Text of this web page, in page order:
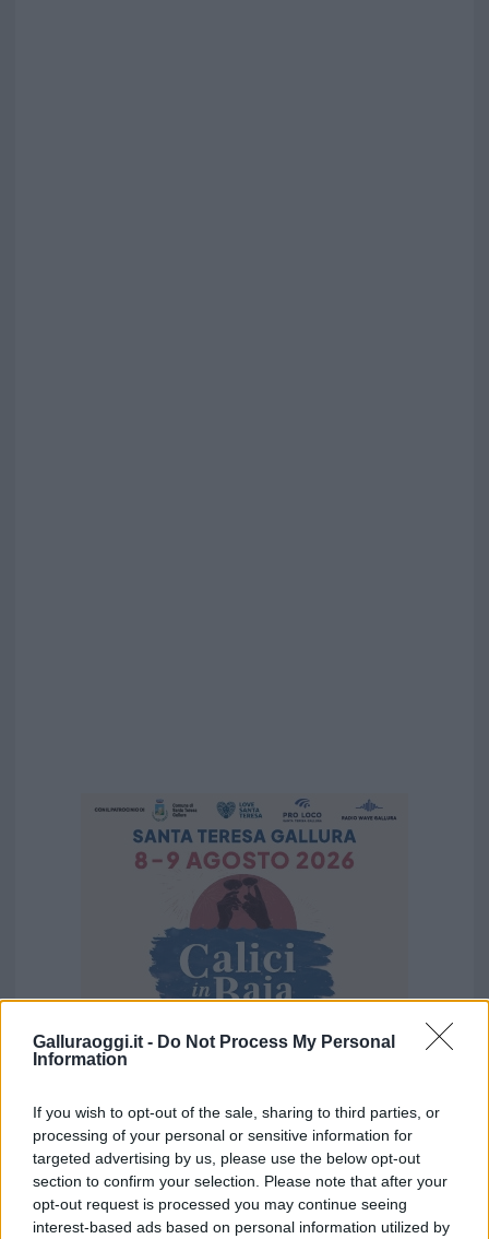
Galluraoggi.it - Do Not Process My Personal
Information
If you wish to opt-out of the sale, sharing to third parties, or
processing of your personal or sensitive information for
targeted advertising by us, please use the below opt-out
section to confirm your selection. Please note that after your
opt-out request is processed you may continue seeing
interest-based ads based on personal information utilized by
Vuoi rimuovere le pubblicità nazionali?
Puoi abbonarti asoli € 1,10 al mese
cliccandoqui